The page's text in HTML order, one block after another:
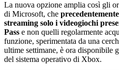
La nuova opzione amplia così gli
di Microsoft, che
streaming solo i videogiochi
Pass e non quelli regolarmente
funzione, sperimentata da una
ultime settimane, è ora disponibile
del sistema operativo di Xbox.